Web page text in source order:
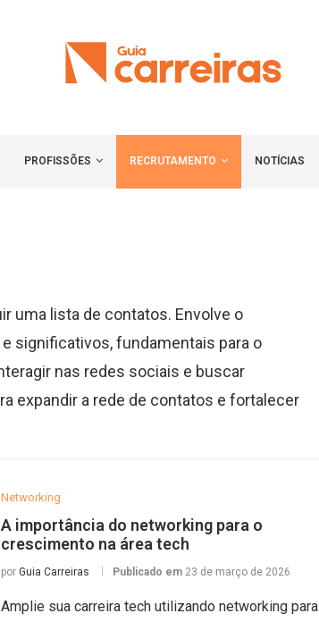
PROFISSÕES RECRUTAMENTO NOTÍCIAS
uma lista de contatos. Envolve o
significativos, fundamentais para o
nas redes sociais e buscar
expandir a rede de contatos e fortalecer
Networking
A importância do networking para o
crescimento na área tech
por Guia Carreiras Publicado em 23 de março de 2026
Amplie sua carreira tech utilizando networking para